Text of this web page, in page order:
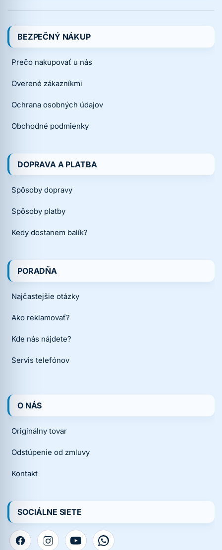
BEZPEČNÝ NÁKUP
Prečo nakupovať u nás
Overené zákazníkmi
Ochrana osobných údajov
Obchodné podmienky
DOPRAVA A PLATBA
Spôsoby dopravy
Spôsoby platby
Kedy dostanem balík?
PORADŇA
Najčastejšie otázky
Ako reklamovať?
Kde nás nájdete?
Servis telefónov
O NÁS
Originálny tovar
Odstúpenie od zmluvy
Kontakt
SOCIÁLNE SIETE